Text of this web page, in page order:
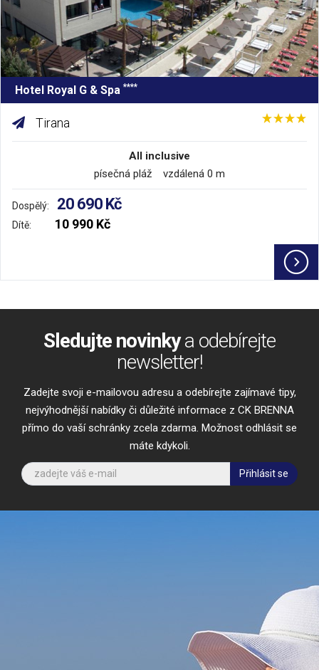
Hotel Royal G & Spa ****
Tirana
All inclusive
písečná pláž vzdálená 0 m
Dospělý: 20 690 Kč
Dítě: 10 990 Kč
Sledujte novinkya odebírejte
newsletter!
Zadejte svoji e-mailovou adresu a odebírejte zajímavé tipy,
nejvýhodnější nabídky či důležité informace z CK BRENNA
přímo do vaší schránky zcela zdarma. Možnost odhlásit se
máte kdykoli.
Přihlásit se